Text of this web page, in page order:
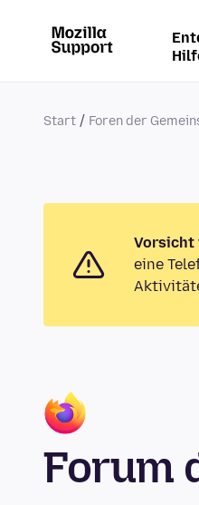
Start Foren der
Vorsicht
eine
Forum